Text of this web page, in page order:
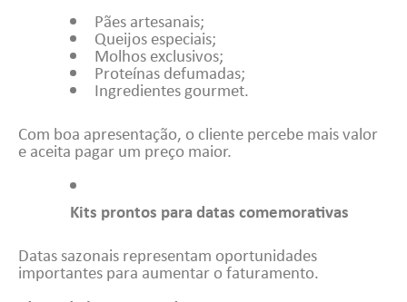
Pães artesanais;
Queijos especiais;
Molhos exclusivos;
Proteínas defumadas;
Ingredientes gourmet.
Com boa apresentação, o cliente percebe mais valor
e aceita pagar um preço maior.
Kits prontos para datas comemorativas
Datas sazonais representam oportunidades
importantes para aumentar o faturamento.